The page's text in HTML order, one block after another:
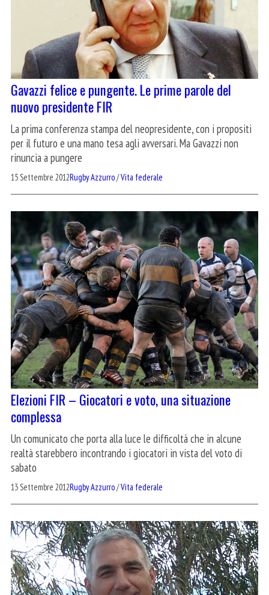
Gavazzi felice e pungente. Le prime parole del
nuovo presidente FIR
La prima conferenza stampa del neopresidente, con i propositi
per il futuro e una mano tesa agli avversari. Ma Gavazzi non
rinuncia a pungere
15 Settembre 2012Rugby Azzurro/Vita federale
Elezioni FIR – Giocatori e voto, una situazione
complessa
Un comunicato che porta alla luce le difficoltà che in alcune
realtà starebbero incontrando i giocatori in vista del voto di
sabato
13 Settembre 2012Rugby Azzurro/Vita federale